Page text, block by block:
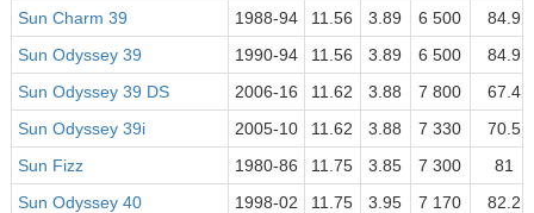
Sun Charm 39
1988-94 11.56 3.89 6 500
84.9
Sun Odyssey 39
1990-94 11.56 3.89 6 500
84.9
Sun Odyssey 39 DS
2006-16 11.62 3.88 7 800
67.4
Sun Odyssey 39i
2005-10 11.62 3.88 7 330
70.5
Sun Fizz
1980-86 11.75 3.85 7 300
81
Sun Odyssey 40
1998-02 11.75 3.95 7 170
82.2